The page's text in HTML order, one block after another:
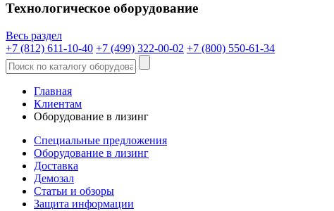
Технологическое оборудование
Весь раздел
+7 (812) 611-10-40 +7 (499) 322-00-02 +7 (800) 550-61-34
Главная
Клиентам
Оборудование в лизинг
Специальные предложения
Оборудование в лизинг
Доставка
Демозал
Статьи и обзоры
Защита информации